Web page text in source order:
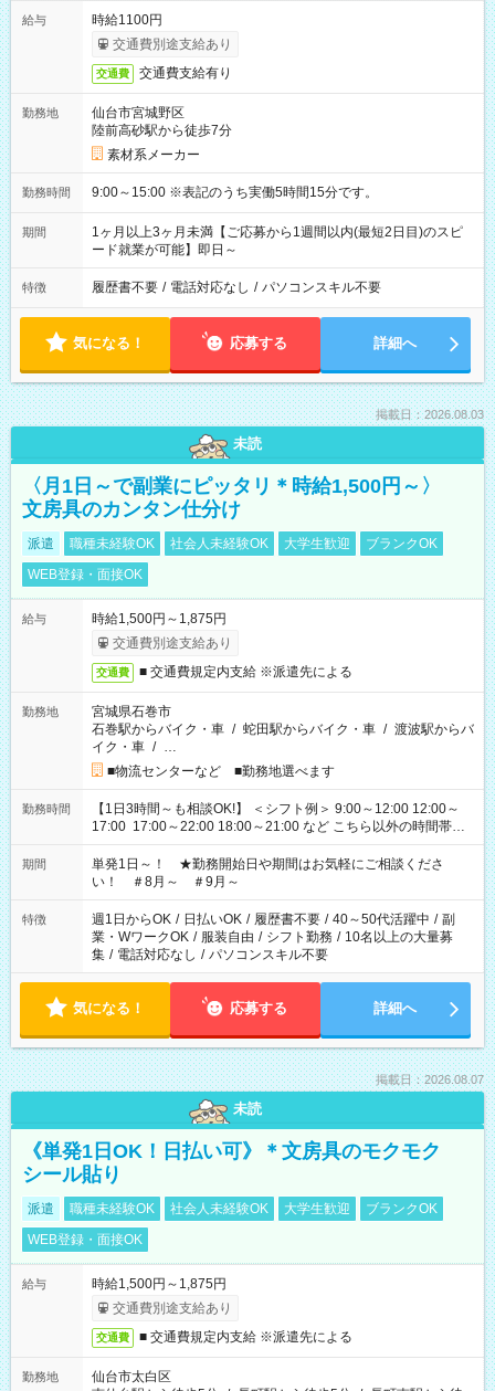
給与
時給1100円
交通費別途支給あり
交通費 交通費支給有り
勤務地
仙台市宮城野区
陸前高砂駅から徒歩7分
素材系メーカー
勤務時間 9:00～15:00 ※表記のうち実働5時間15分です。
期間
1ヶ月以上3ヶ月未満【ご応募から1週間以内(最短2日目)のスピ
ード就業が可能】即日～
特徴 履歴書不要 / 電話対応なし / パソコンスキル不要
気になる！ 応募する 詳細へ
掲載日：2026.08.03
未読
〈月1日～で副業にピッタリ＊時給1,500円～〉
文房具のカンタン仕分け
派遣 職種未経験OK 社会人未経験OK 大学生歓迎
ブランクOK
WEB登録・面接OK
給与
時給1,500円～1,875円
交通費別途支給あり
交通費 ■ 交通費規定内支給 ※派遣先による
勤務地
宮城県石巻市
石巻駅からバイク・車 / 蛇田駅からバイク・車 / 渡波駅からバ
イク・車 / …
■物流センターなど ■勤務地選べます
勤務時間
【1日3時間～も相談OK!】 ＜シフト例＞ 9:00～12:00 12:00～
17:00 17:00～22:00 18:00～21:00 など こちら以外の時間帯も
お気軽にご相談ください！
期間
単発1日～！ ★勤務開始日や期間はお気軽にご相談くださ
い！ ＃8月～ ＃9月～
特徴 週1日からOK / 日払いOK / 履歴書不要 / 40～50代活躍中 / 副
業・WワークOK / 服装自由 / シフト勤務 / 10名以上の大量募
集 / 電話対応なし / パソコンスキル不要
気になる！ 応募する 詳細へ
掲載日：2026.08.07
未読
《単発1日OK！日払い可》＊文房具のモクモク
シール貼り
派遣 職種未経験OK 社会人未経験OK 大学生歓迎
ブランクOK
WEB登録・面接OK
給与
時給1,500円～1,875円
交通費別途支給あり
交通費 ■ 交通費規定内支給 ※派遣先による
勤務地
仙台市太白区